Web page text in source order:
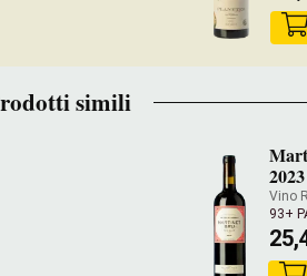
simili
2023
Vino
93+